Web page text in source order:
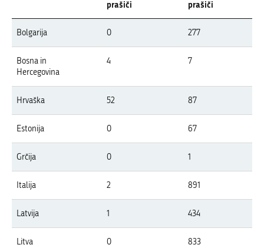
Pregled pojavov APK v letu 2026 po državah Evrope
V tabeli so prikazani izbruhi APK v Evropi v letu 2026 po državah, ločeno
prašiči prašiči
Bolgarija 0 277
Bosna in
Hercegovina
4 7
Hrvaška 52 87
Estonija 0 67
Grčija 0 1
Italija 2 891
Latvija 1 434
Litva 0 833